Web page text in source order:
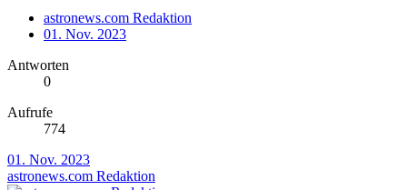
astronews.com Redaktion
01. Nov. 2023
Antworten
0
Aufrufe
774
01. Nov. 2023
astronews.com Redaktion